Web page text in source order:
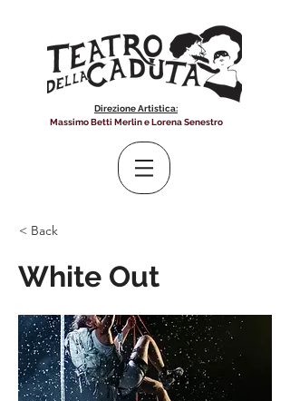
Direzione Artistica:
Massimo Betti Merlin e Lorena Senestro
< Back
White Out